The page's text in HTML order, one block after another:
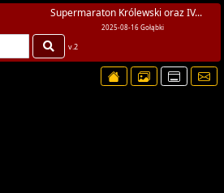
Supermaraton Królewski oraz IV...
2025-08-16 Gołąbki
v.2